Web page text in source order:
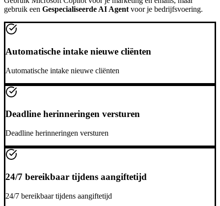
gebruik een Gespecialiseerde AI Agent voor je bedrijfsvoering.
Automatische intake nieuwe cliënten
Automatische intake nieuwe cliënten
Deadline herinneringen versturen
Deadline herinneringen versturen
24/7 bereikbaar tijdens aangiftetijd
24/7 bereikbaar tijdens aangiftetijd